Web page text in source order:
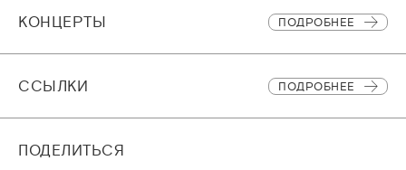
КОНЦЕРТЫ ПОДРОБНЕЕ
CСЫЛКИ ПОДРОБНЕЕ
ПОДЕЛИТЬСЯ